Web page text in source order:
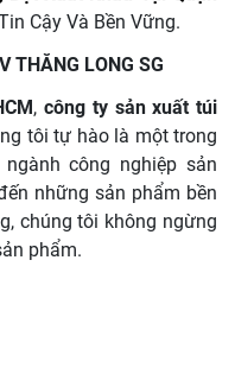
Cậy Và Bền Vững.
THĂNG LONG SG
,công ty sản xuất túi
tôi tự hào là một trong
công nghiệp sản
những sản phẩm bền
chúng tôi không ngừng
phẩm.